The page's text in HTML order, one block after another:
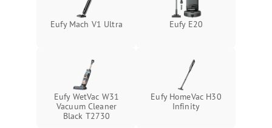
Повреждение внутренних
Подробнее →
Поломка системы защиты
Повреждение системы
защиты от короткого
Eufy Mach V1 Ultra Eufy E20
Eufy WetVac W31
Vacuum Cleaner
Black T2730
Eufy HomeVac H30
Infinity